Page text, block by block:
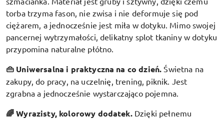
torba trzyma fason, nie zwisa i nie deformuje się pod
ciężarem, a jednocześnie jest miła w dotyku. Mimo swojej
pancernej wytrzymałości, delikatny splot tkaniny w dotyku
przypomina naturalne płótno.
👜 Uniwersalna i praktyczna na co dzień. Świetna na
zakupy, do pracy, na uczelnię, trening, piknik. Jest
zgrabna a jednocześnie wystarczająco pojemna.
🌈 Wyrazisty, kolorowy dodatek. Dzięki pełnemu